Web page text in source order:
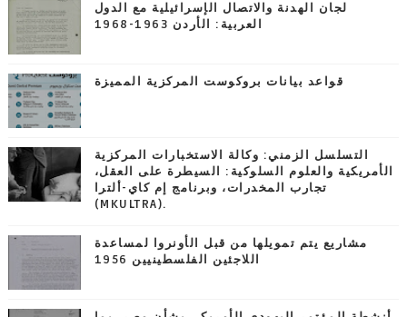
لجان الهدنة والاتصال الإسرائيلية مع الدول
العربية: الأردن 1963-1968
قواعد بيانات بروكوست المركزية المميزة
التسلسل الزمني: وكالة الاستخبارات المركزية
الأمريكية والعلوم السلوكية: السيطرة على العقل،
تجارب المخدرات، وبرنامج إم كاي-ألترا
(MKULTRA).
مشاريع يتم تمويلها من قبل الأونروا لمساعدة
اللاجئين الفلسطينيين 1956